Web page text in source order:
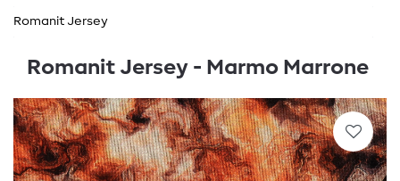
Romanit Jersey
Romanit Jersey - Marmo Marrone